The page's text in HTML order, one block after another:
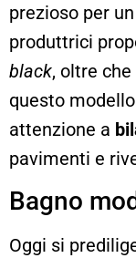
prezioso per
produttrici
black, oltre
questo
attenzione a
pavimenti e
Bagno
Oggi si